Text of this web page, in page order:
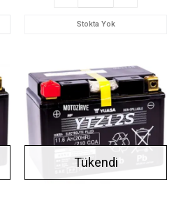
Stokta Yok
Tükendi